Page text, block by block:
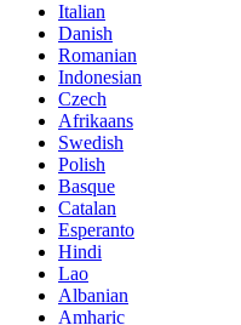
Italian
Danish
Romanian
Indonesian
Czech
Afrikaans
Swedish
Polish
Basque
Catalan
Esperanto
Hindi
Lao
Albanian
Amharic